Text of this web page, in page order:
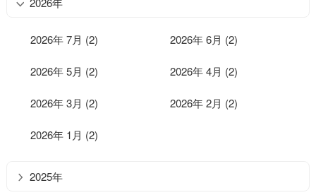
2026年 7月 (2) 2026年 6月 (2)
2026年 5月 (2) 2026年 4月 (2)
2026年 3月 (2) 2026年 2月 (2)
2026年 1月 (2)
2025年